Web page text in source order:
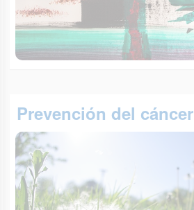
Prevención del cáncer